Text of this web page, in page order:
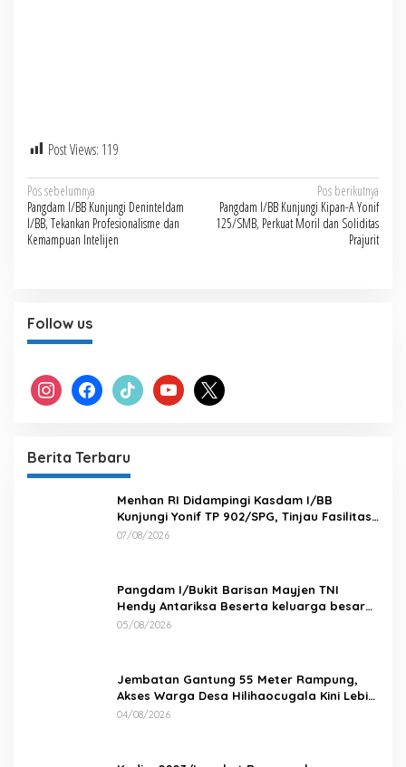
Post Views: 119
Navigasi
pos
Pos sebelumnya
Pangdam I/BB Kunjungi Deninteldam
I/BB, Tekankan Profesionalisme dan
Kemampuan Intelijen
Pos berikutnya
Pangdam I/BB Kunjungi Kipan-A Yonif
125/SMB, Perkuat Moril dan Soliditas
Prajurit
Follow us
instagram facebook tiktok youtube x
Berita Terbaru
Menhan RI Didampingi Kasdam I/BB
Kunjungi Yonif TP 902/SPG, Tinjau Fasilitas
dan Beri Motivasi Prajurit
07/08/2026
Pangdam I/Bukit Barisan Mayjen TNI
Hendy Antariksa Beserta keluarga besar
Kodam I/BB Mengucapkan : Selamat Ulang
05/08/2026
Jembatan Gantung 55 Meter Rampung,
Akses Warga Desa Hilihaocugala Kini Lebih
Aman
04/08/2026